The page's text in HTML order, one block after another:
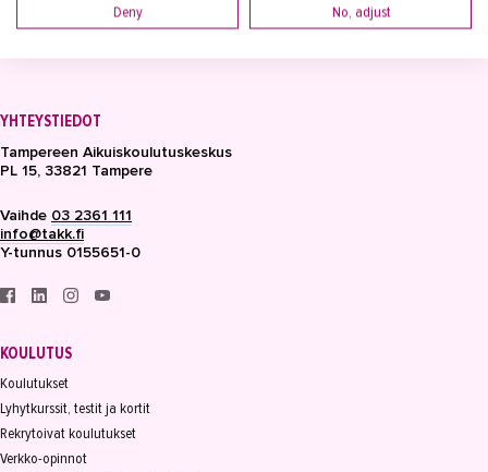
YHTEYSTIEDOT
Tampereen Aikuiskoulutuskeskus
PL 15, 33821 Tampere
Vaihde 03 2361 111
info@takk.fi
Y-tunnus 0155651-0
KOULUTUS
Koulutukset
Lyhytkurssit, testit ja kortit
Rekrytoivat koulutukset
Verkko-opinnot
Deny No, adjust